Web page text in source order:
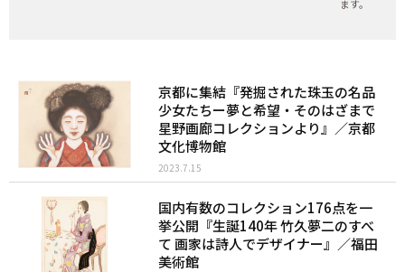
ます。
京都に集結『発掘された珠玉の名品
少女たちー夢と希望・そのはざまで
星野画廊コレクションより』／京都
文化博物館
2023.7.15
国内有数のコレクション176点を⼀
挙公開『⽣誕140年 ⽵久夢⼆のすべ
て 画家は詩人でデザイナー』／福⽥
美術館